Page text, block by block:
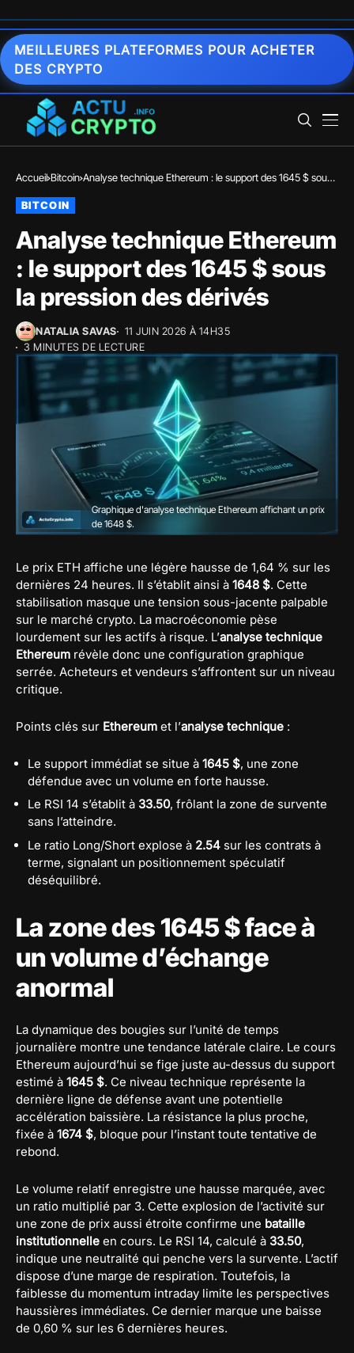
MEILLEURES PLATEFORMES POUR ACHETER
DES CRYPTO
Accueil Bitcoin Analyse technique Ethereum : le support des 1645 $ sous
BITCOIN
Analyse technique Ethereum
: le support des 1645 $ sous
la pression des dérivés
NATALIA SAVAS
11 JUIN 2026 À 14H35
3 MINUTES DE LECTURE
Graphique d'analyse technique Ethereum affichant un prix
de 1648 $.
Le prix ETH affiche une légère hausse de 1,64 % sur les
dernières 24 heures. Il s’établit ainsi à 1648 $. Cette
stabilisation masque une tension sous-jacente palpable
sur le marché crypto. La macroéconomie pèse
lourdement sur les actifs à risque. L’analyse technique
Ethereum révèle donc une configuration graphique
serrée. Acheteurs et vendeurs s’affrontent sur un niveau
critique.
Points clés sur Ethereum et l’analyse technique :
Le support immédiat se situe à 1645 $, une zone
défendue avec un volume en forte hausse.
Le RSI 14 s’établit à 33.50, frôlant la zone de survente
sans l’atteindre.
Le ratio Long/Short explose à 2.54 sur les contrats à
terme, signalant un positionnement spéculatif
déséquilibré.
La zone des 1645 $ face à
un volume d’échange
anormal
La dynamique des bougies sur l’unité de temps
journalière montre une tendance latérale claire. Le cours
Ethereum aujourd’hui se fige juste au-dessus du support
estimé à 1645 $. Ce niveau technique représente la
dernière ligne de défense avant une potentielle
accélération baissière. La résistance la plus proche,
fixée à 1674 $, bloque pour l’instant toute tentative de
rebond.
Le volume relatif enregistre une hausse marquée, avec
un ratio multiplié par 3. Cette explosion de l’activité sur
une zone de prix aussi étroite confirme une bataille
institutionnelle en cours. Le RSI 14, calculé à 33.50,
indique une neutralité qui penche vers la survente. L’actif
dispose d’une marge de respiration. Toutefois, la
faiblesse du momentum intraday limite les perspectives
haussières immédiates. Ce dernier marque une baisse
de 0,60 % sur les 6 dernières heures.